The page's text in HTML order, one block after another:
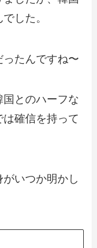
した。
たんですね〜
国とのハーフな
確信を持って
いつか明かし